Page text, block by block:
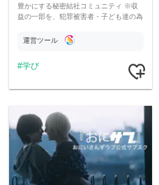
豊かにする秘密結社コミュニティ ※収
益の一部を、犯罪被害者・子ども達の為
す運営ツール
学び